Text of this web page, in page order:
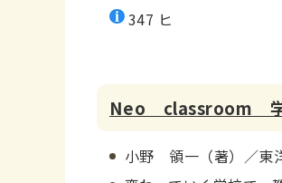
347 ヒ
Neo classroom 学
小野 領一（著）／東